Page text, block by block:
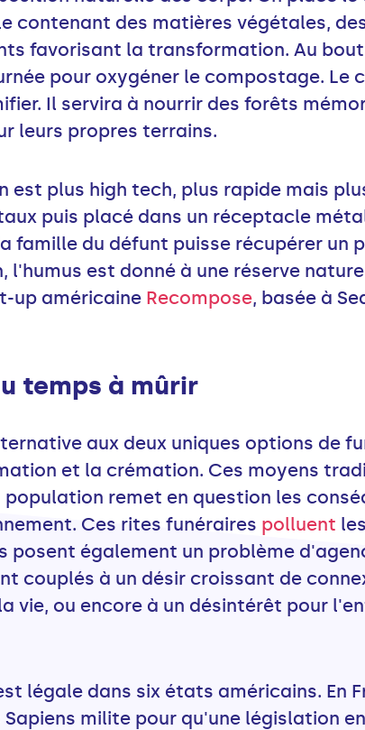
contenant des matières végétales,
favorisant la transformation. Au
pour oxygéner le compostage. Le
Il servira à nourrir des forêts
leurs propres terrains.
est plus high tech, plus rapide mais
puis placé dans un réceptacle
famille du défunt puisse récupérer un
l'humus est donné à une réserve
up américaine Recompose, basée à
temps à mûrir
aux deux uniques options de
et la crémation. Ces moyens
remet en question les
Ces rites funéraires polluent
posent également un problème
couplés à un désir croissant de
vie, ou encore à un désintérêt pour
légale dans six états américains. En
milite pour qu'une législation